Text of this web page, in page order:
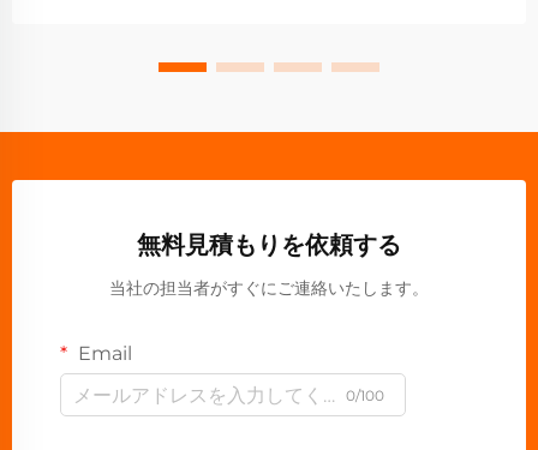
無料見積もりを依頼する
当社の担当者がすぐにご連絡いたします。
Email
0/100